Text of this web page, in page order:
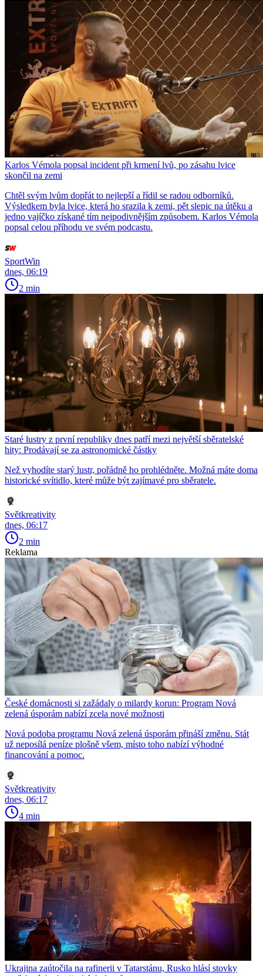
Karlos Vémola popsal incident při krmení lvů, po zásahu lvice
skončil na zemi
Chtěl svým lvům dopřát to nejlepší a řídil se radou odborníků.
Výsledkem byla lvice, která ho srazila k zemi, pět slepic na útěku a
jedno vajíčko získané tím nejpodivnějším způsobem. Karlos Vémola
popsal celou příhodu ve svém podcastu.
SportWin
dnes, 06:19
2 min
Staré lustry z první republiky dnes patří mezi největší sběratelské
hity: Prodávají se za astronomické částky
Než vyhodíte starý lustr, pořádně ho prohlédněte. Možná máte doma
historické svítidlo, které může být zajímavé pro sběratele.
Světkreativity
dnes, 06:17
2 min
Reklama
České domácnosti si zažádaly o milardy korun: Program Nová
zelená úsporám nabízí zcela nové možnosti
Nová podoba programu Nová zelená úsporám přináší změnu. Stát
už neposílá peníze plošně všem, místo toho nabízí výhodné
financování a pomoc.
Světkreativity
dnes, 06:17
4 min
Ukrajina zaútočila na rafinerii v Tatarstánu, Rusko hlásí stovky